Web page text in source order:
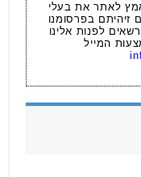
לאתר את בעלי
זיהיתם בפרסומנו
לפנות אלינו
המייל